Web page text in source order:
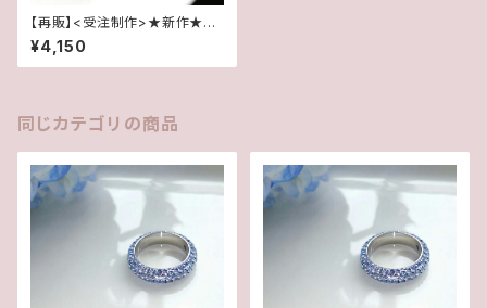
【再販】<受注制作>★新作★ブ
レス腕時計＊石付(パール･シャ
ンパン系シルバー)･Bホワイト
¥4,150
同じカテゴリの商品